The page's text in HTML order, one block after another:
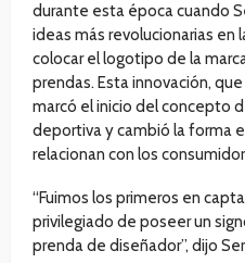
durante esta época cuando
ideas más revolucionarias en
colocar el logotipo de la
prendas. Esta innovación,
marcó el inicio del concepto
deportiva y cambió la forma
relacionan con los
“Fuimos los primeros en
privilegiado de poseer un
prenda de diseñador”, dijo